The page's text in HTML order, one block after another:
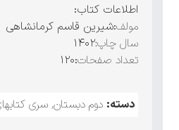
اطلاعات کتاب:
مولف:شیرین قاسم کرمانشاهی
سال چاپ:۱۴۰۲
تعداد صفحات:۱۲۰
دسته: دوم دبستان, سری